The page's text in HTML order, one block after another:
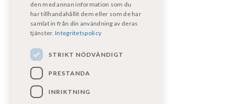
Våra certifikat
den med annan information som du
har tillhandahållit dem eller som de har
samlat in från din användning av deras
tjänster. Integritetspolicy
STRIKT NÖDVÄNDIGT
PRESTANDA
INRIKTNING